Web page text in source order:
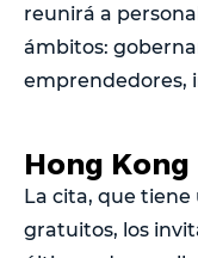
reunirá a
ámbitos:
emprendedores,
Hong
La cita, que
gratuitos, los